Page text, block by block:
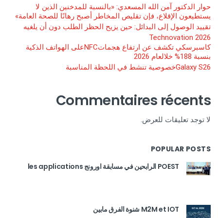
حوار الدكتور آمن الله المسعدي: «بالنسبة للمدخنين الذين لا
يستطيعون الإقلاع، فإن تقليص المخاطر أصبح رهانًا للصحة العامة»
تقييد الوصول إلى البدائل: حين يزيح الحظر الطلب دون أن يلغيه
Technovation 2026
كاسبرسكي تكشف عن ارتفاع هجماتNFCعلى الهواتف الذكية
بنسبة 188% خلالعام 2026
Galaxy S26خصوصية تنشط في اللحظة المناسبة
Commentaires récents
لا توجد تعليقات للعرض.
POPULAR POSTS
POEST الرابحين في مسابقة اورونج les applications
M2M et IOT شنوة الفرق مابين